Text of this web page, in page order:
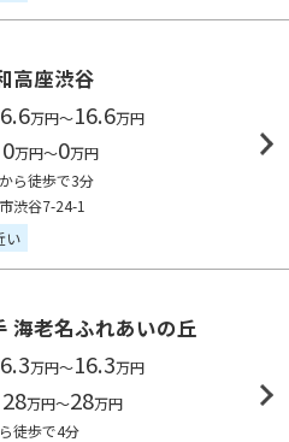
高座渋谷
万円～16.6万円
0万円～0万円
ら徒歩で3分
渋谷7-24-1
い
海老名ふれあいの丘
万円～16.3万円
28万円～28万円
徒歩で4分